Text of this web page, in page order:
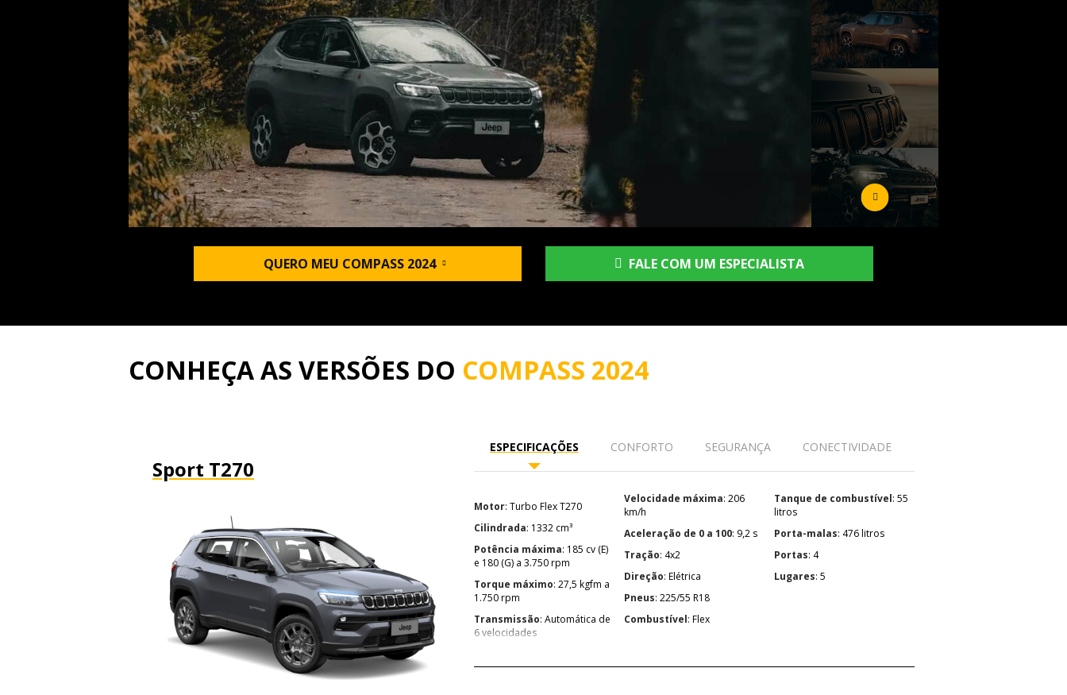
QUERO MEU COMPASS 2024 FALE COM UM ESPECIALISTA
CONHEÇA AS VERSÕES DO COMPASS 2024
Sport T270
ESPECIFICAÇÕES CONFORTO SEGURANÇA CONECTIVIDADE
Motor : Turbo Flex T270
Cilindrada : 1332 cm³
Potência máxima: 185 cv (E)
e 180 (G) a 3.750 rpm
Torque máximo: 27,5 kgfm a
1.750 rpm
Transmissão: Automática de
6 velocidades
Velocidade máxima: 206
km/h
Aceleração de 0 a 100 : 9,2 s
Tração : 4x2
Direção : Elétrica
Pneus : 225/55 R18
Combustível : Flex
Tanque de combustível: 55
litros
Porta-malas : 476 litros
Portas : 4
Lugares : 5